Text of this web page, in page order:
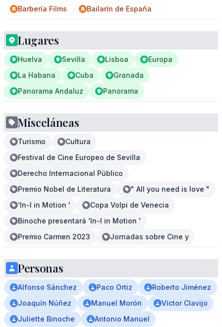
Barbería Films Bailarín de España
Lugares
Huelva Sevilla Lisboa
Europa
La Habana
Cuba
Granada
Panorama Andaluz
Panorama
Misceláneas
Turismo
Cultura
Festival de Cine Europeo de Sevilla
Derecho Internacional Público
Premio Nobel de Literatura
" All you need is love "
‘In-I in Motion '
Copa Volpi de Venecia
Binoche presentará ‘In-I in Motion '
Premio Carmen 2023
Jornadas sobre Cine y
Personas
Alfonso Sánchez Paco Ortiz
Roberto Jiménez
Joaquín Núñez
Manuel Morón
Víctor Clavijo
Juliette Binoche
Antonio Manuel